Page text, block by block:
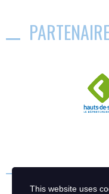
This website uses